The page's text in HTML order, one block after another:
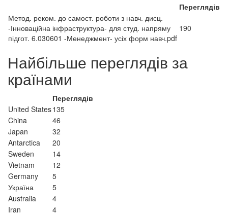
Переглядів
Метод. реком. до самост. роботи з навч. дисц.
-Інноваційна інфраструктура- для студ. напряму
підгот. 6.030601 -Менеджмент- усіх форм навч.pdf
190
Найбільше переглядів за
країнами
Переглядів
United States135
China
46
Japan
32
Antarctica
20
Sweden
14
Vietnam
12
Germany
5
Україна
5
Australia
4
Iran
4